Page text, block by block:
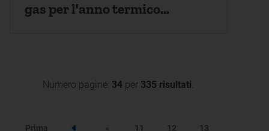
gas per l'anno termico
Numero pagine: 34 per 335 risultati.
Prima « 11 12 13